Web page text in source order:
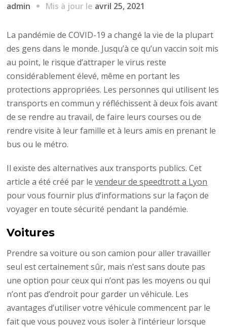
admin Mis à jour le avril 25, 2021
La pandémie de COVID-19 a changé la vie de la plupart
des gens dans le monde. Jusqu’à ce qu’un vaccin soit mis
au point, le risque d’attraper le virus reste
considérablement élevé, même en portant les
protections appropriées. Les personnes qui utilisent les
transports en commun y réfléchissent à deux fois avant
de se rendre au travail, de faire leurs courses ou de
rendre visite à leur famille et à leurs amis en prenant le
bus ou le métro.
Il existe des alternatives aux transports publics. Cet
article a été créé par levendeur de speedtrott a Lyon
pour vous fournir plus d’informations sur la façon de
voyager en toute sécurité pendant la pandémie.
Voitures
Prendre sa voiture ou son camion pour aller travailler
seul est certainement sûr, mais n’est sans doute pas
une option pour ceux qui n’ont pas les moyens ou qui
n’ont pas d’endroit pour garder un véhicule. Les
avantages d’utiliser votre véhicule commencent par le
fait que vous pouvez vous isoler à l’intérieur lorsque